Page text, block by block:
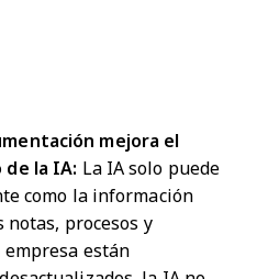
mejora el
la IA: La IA solo puede
como la información
notas, procesos y
están